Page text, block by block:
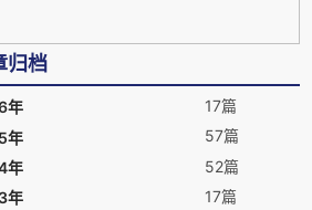
归档
年
17篇
年
57篇
年
52篇
年
17篇